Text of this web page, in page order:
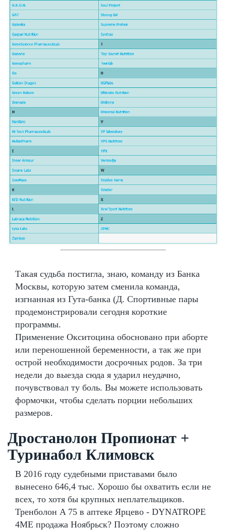
Такая судьба постигла, знаю, команду из Банка
Москвы, которую затем сменила команда,
изгнанная из Гута-банка (Д. Спортивные пары
продемонстрировали сегодня короткие
программы.
Применение Окситоцина обосновано при аборте
или переношенной беременности, а так же при
острой необходимости досрочных родов. За три
недели до выезда сюда я ударил неудачно,
почувствовал ту боль. Вы можете использовать
формочки, чтобы сделать порции небольших
размеров.
Дростанолон Пропионат +
Туринабол Климовск
В 2016 году судебными приставами было
вынесено 646,4 тыс. Хорошо бы охватить если не
всех, то хотя бы крупных неплательщиков.
Тренболон A 75 в аптеке Ярцево - DYNATROPE
4ME продажа Ноябрьск? Поэтому сложно